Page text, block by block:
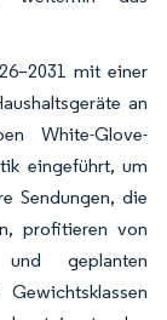
mit einer
an
White-Glove-
eingeführt, um
Sendungen, die
profitieren von
und geplanten